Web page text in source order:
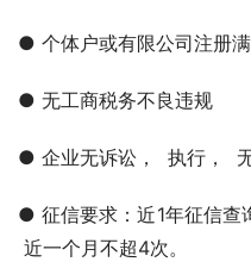
● 个体户或有限公司注册
● 无工商税务不良违规
● 企业无诉讼，  执行，
● 征信要求：近1年征信查
近⼀个月不超4次。